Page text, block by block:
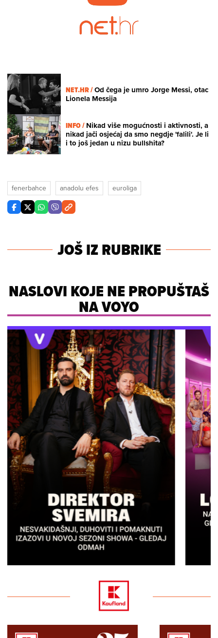
NET.HR /Od čega je umro Jorge Messi, otac
Lionela Messija
INFO /Nikad više mogućnosti i aktivnosti, a
nikad jači osjećaj da smo negdje 'falili'. Je li
i to još jedan u nizu bullshita?
fenerbahce anadolu efes euroliga
JOŠ IZ RUBRIKE
NASLOVI KOJE NE PROPUŠTAŠ
NA VOYO